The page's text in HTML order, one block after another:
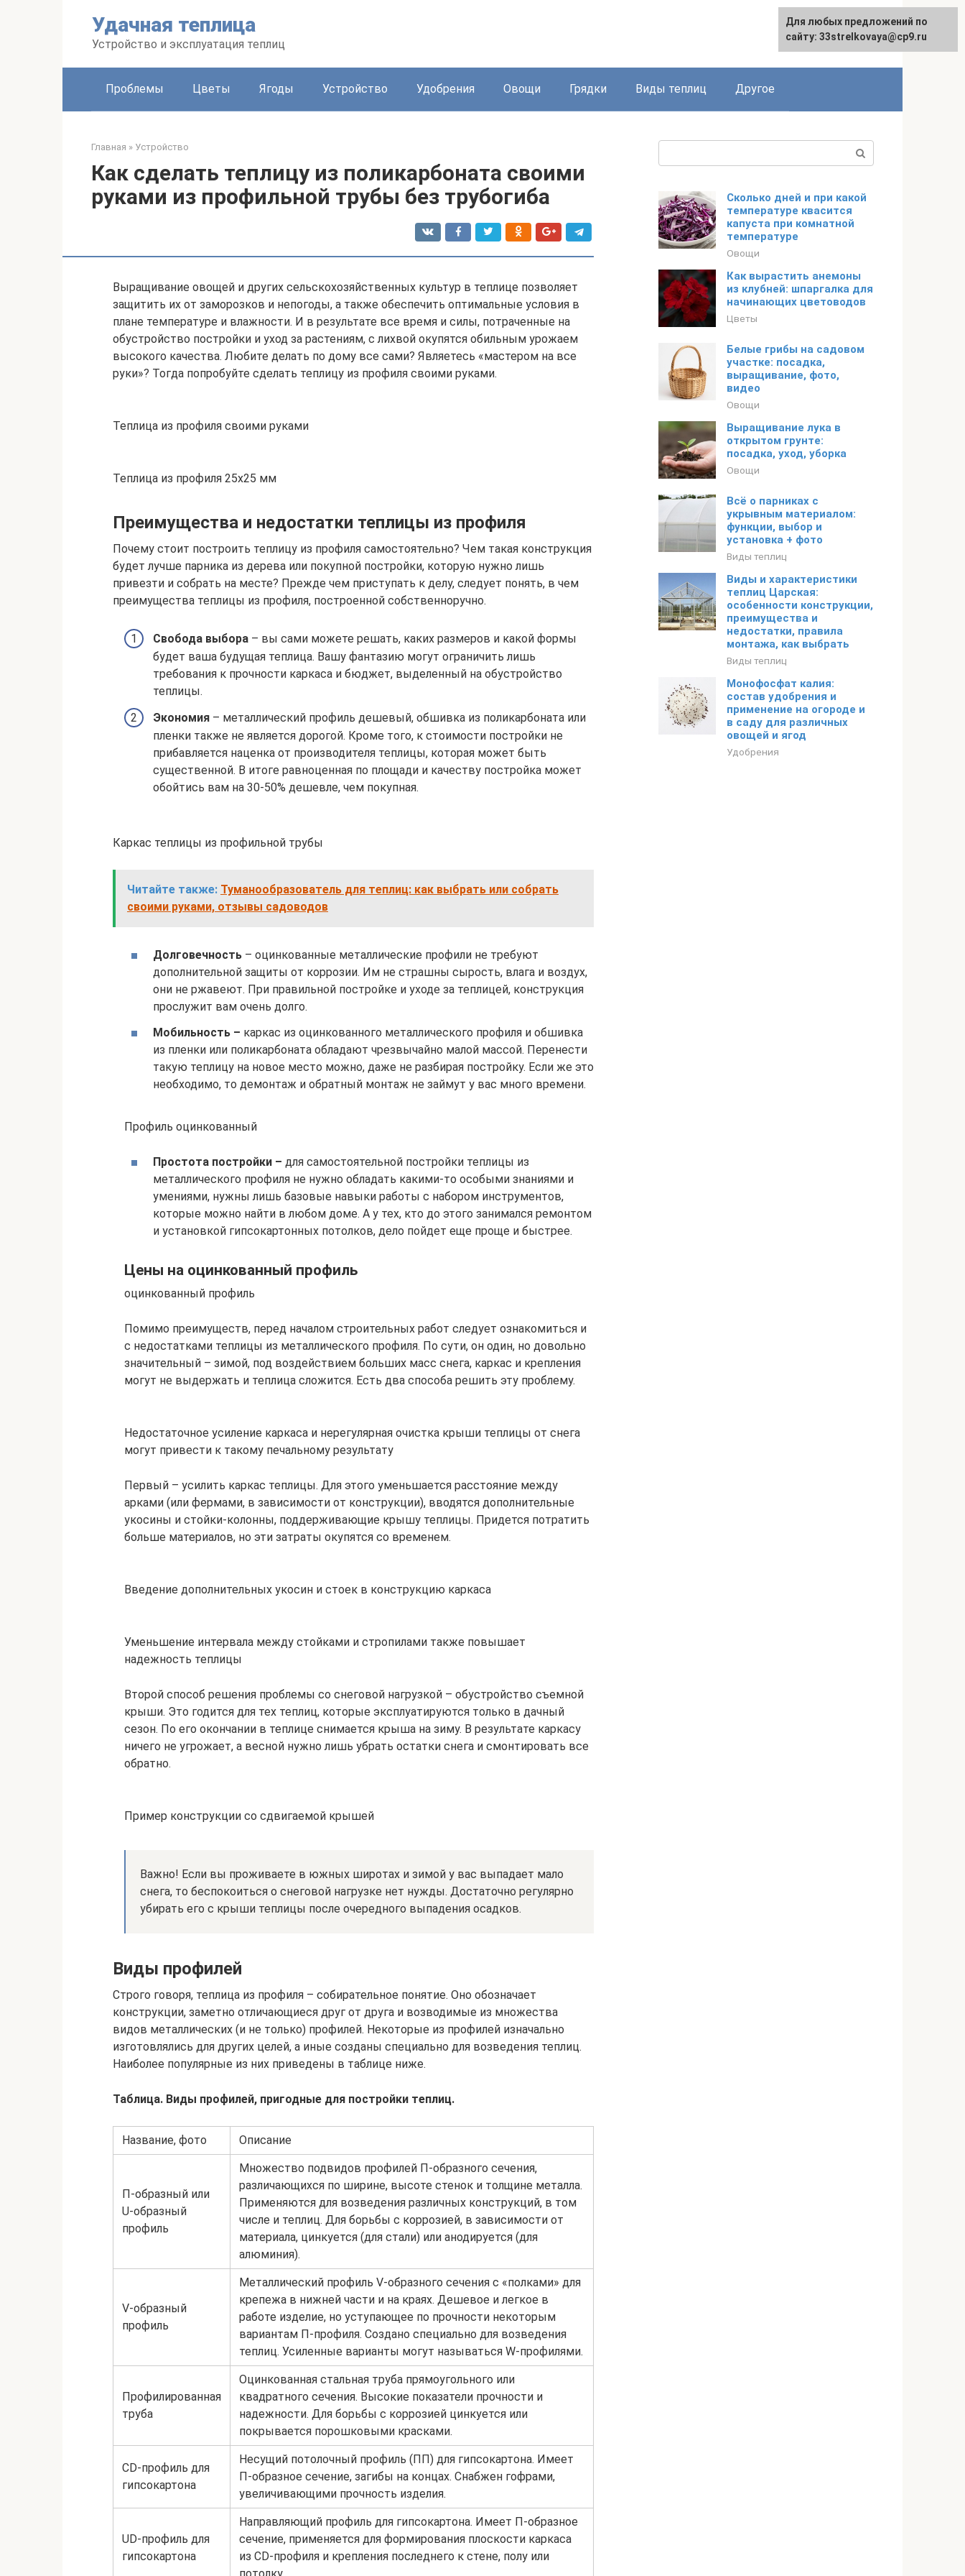
Удачная теплица
Устройство и эксплуатация теплиц
Проблемы Цветы Ягоды Устройство Удобрения Овощи Грядки Виды теплиц Другое
Главная » Устройство
Как сделать теплицу из поликарбоната своими
руками из профильной трубы без трубогиба
Выращивание овощей и других сельскохозяйственных культур в теплице позволяет
защитить их от заморозков и непогоды, а также обеспечить оптимальные условия в
плане температуре и влажности. И в результате все время и силы, потраченные на
обустройство постройки и уход за растениям, с лихвой окупятся обильным урожаем
высокого качества. Любите делать по дому все сами? Являетесь «мастером на все
руки»? Тогда попробуйте сделать теплицу из профиля своими руками.
Теплица из профиля своими руками
Теплица из профиля 25х25 мм
Преимущества и недостатки теплицы из профиля
Почему стоит построить теплицу из профиля самостоятельно? Чем такая конструкция
будет лучше парника из дерева или покупной постройки, которую нужно лишь
привезти и собрать на месте? Прежде чем приступать к делу, следует понять, в чем
преимущества теплицы из профиля, построенной собственноручно.
Свобода выбора – вы сами можете решать, каких размеров и какой формы
будет ваша будущая теплица. Вашу фантазию могут ограничить лишь
требования к прочности каркаса и бюджет, выделенный на обустройство
теплицы.
Экономия – металлический профиль дешевый, обшивка из поликарбоната или
пленки также не является дорогой. Кроме того, к стоимости постройки не
прибавляется наценка от производителя теплицы, которая может быть
существенной. В итоге равноценная по площади и качеству постройка может
обойтись вам на 30-50% дешевле, чем покупная.
Каркас теплицы из профильной трубы
Читайте также: Туманообразователь для теплиц: как выбрать или собрать
своими руками, отзывы садоводов
Долговечность – оцинкованные металлические профили не требуют
дополнительной защиты от коррозии. Им не страшны сырость, влага и воздух,
они не ржавеют. При правильной постройке и уходе за теплицей, конструкция
прослужит вам очень долго.
Мобильность – каркас из оцинкованного металлического профиля и обшивка
из пленки или поликарбоната обладают чрезвычайно малой массой. Перенести
такую теплицу на новое место можно, даже не разбирая постройку. Если же это
необходимо, то демонтаж и обратный монтаж не займут у вас много времени.
Профиль оцинкованный
Простота постройки – для самостоятельной постройки теплицы из
металлического профиля не нужно обладать какими-то особыми знаниями и
умениями, нужны лишь базовые навыки работы с набором инструментов,
которые можно найти в любом доме. А у тех, кто до этого занимался ремонтом
и установкой гипсокартонных потолков, дело пойдет еще проще и быстрее.
Цены на оцинкованный профиль
оцинкованный профиль
Помимо преимуществ, перед началом строительных работ следует ознакомиться и
с недостатками теплицы из металлического профиля. По сути, он один, но довольно
значительный – зимой, под воздействием больших масс снега, каркас и крепления
могут не выдержать и теплица сложится. Есть два способа решить эту проблему.
Недостаточное усиление каркаса и нерегулярная очистка крыши теплицы от снега
могут привести к такому печальному результату
Первый – усилить каркас теплицы. Для этого уменьшается расстояние между
арками (или фермами, в зависимости от конструкции), вводятся дополнительные
укосины и стойки-колонны, поддерживающие крышу теплицы. Придется потратить
больше материалов, но эти затраты окупятся со временем.
Введение дополнительных укосин и стоек в конструкцию каркаса
Уменьшение интервала между стойками и стропилами также повышает
надежность теплицы
Второй способ решения проблемы со снеговой нагрузкой – обустройство съемной
крыши. Это годится для тех теплиц, которые эксплуатируются только в дачный
сезон. По его окончании в теплице снимается крыша на зиму. В результате каркасу
ничего не угрожает, а весной нужно лишь убрать остатки снега и смонтировать все
обратно.
Пример конструкции со сдвигаемой крышей
Важно! Если вы проживаете в южных широтах и зимой у вас выпадает мало
снега, то беспокоиться о снеговой нагрузке нет нужды. Достаточно регулярно
убирать его с крыши теплицы после очередного выпадения осадков.
Виды профилей
Строго говоря, теплица из профиля – собирательное понятие. Оно обозначает
конструкции, заметно отличающиеся друг от друга и возводимые из множества
видов металлических (и не только) профилей. Некоторые из профилей изначально
изготовлялись для других целей, а иные созданы специально для возведения теплиц.
Наиболее популярные из них приведены в таблице ниже.
Таблица. Виды профилей, пригодные для постройки теплиц.
Название, фото Описание
П-образный или
U-образный
профиль
Множество подвидов профилей П-образного сечения,
различающихся по ширине, высоте стенок и толщине металла.
Применяются для возведения различных конструкций, в том
числе и теплиц. Для борьбы с коррозией, в зависимости от
материала, цинкуется (для стали) или анодируется (для
алюминия).
V-образный
профиль
Металлический профиль V-образного сечения с «полками» для
крепежа в нижней части и на краях. Дешевое и легкое в
работе изделие, но уступающее по прочности некоторым
вариантам П-профиля. Создано специально для возведения
теплиц. Усиленные варианты могут называться W-профилями.
Профилированная
труба
Оцинкованная стальная труба прямоугольного или
квадратного сечения. Высокие показатели прочности и
надежности. Для борьбы с коррозией цинкуется или
покрывается порошковыми красками.
CD-профиль для
гипсокартона
Несущий потолочный профиль (ПП) для гипсокартона. Имеет
П-образное сечение, загибы на концах. Снабжен гофрами,
увеличивающими прочность изделия.
UD-профиль для
гипсокартона
Направляющий профиль для гипсокартона. Имеет П-образное
сечение, применяется для формирования плоскости каркаса
из CD-профиля и крепления последнего к стене, полу или
Сколько дней и при какой
температуре квасится
капуста при комнатной
температуре
Овощи
Как вырастить анемоны
из клубней: шпаргалка для
начинающих цветоводов
Цветы
Белые грибы на садовом
участке: посадка,
выращивание, фото,
видео
Овощи
Выращивание лука в
открытом грунте:
посадка, уход, уборка
Овощи
Всё о парниках с
укрывным материалом:
функции, выбор и
установка + фото
Виды теплиц
Виды и характеристики
теплиц Царская:
особенности конструкции,
преимущества и
недостатки, правила
монтажа, как выбрать
Виды теплиц
Монофосфат калия:
состав удобрения и
применение на огороде и
в саду для различных
овощей и ягод
Удобрения
Для любых предложений по
сайту: 33strelkovaya@cp9.ru